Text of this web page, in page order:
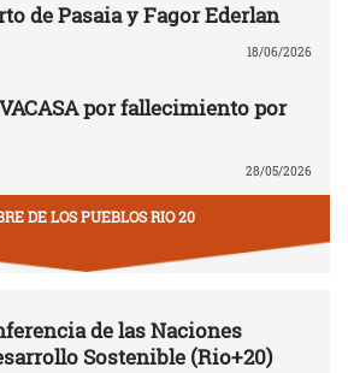
de Pasaia y Fagor Ederlan
18/06/2026
por fallecimiento por
28/05/2026
DE LOS PUEBLOS RIO 20
de las Naciones
Sostenible (Rio+20)